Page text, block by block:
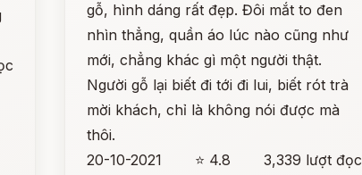
gỗ, hình dáng rất đẹp. Đôi mắt to đen
nhìn thẳng, quần áo lúc nào cũng như
mới, chẳng khác gì một người thật.
Người gỗ lại biết đi tới đi lui, biết rót trà
mời khách, chỉ là không nói được mà
thôi.
20-10-2021
⭐ 4.8
3,339 lượt đọc